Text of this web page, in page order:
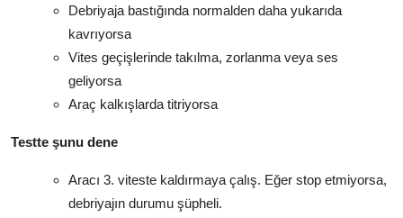
Debriyaja bastığında normalden daha yukarıda
kavrıyorsa
Vites geçişlerinde takılma, zorlanma veya ses
geliyorsa
Araç kalkışlarda titriyorsa
Testte şunu dene
Aracı 3. viteste kaldırmaya çalış. Eğer stop etmiyorsa,
debriyajın durumu şüpheli.